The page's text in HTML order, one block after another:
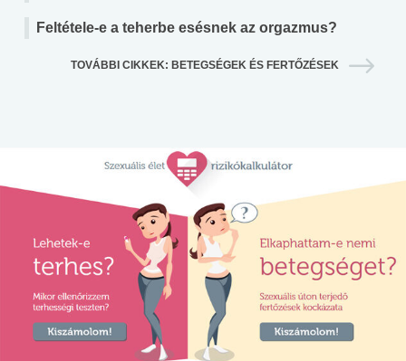
Feltétele-e a teherbe esésnek az orgazmus?
TOVÁBBI CIKKEK: BETEGSÉGEK ÉS FERTŐZÉSEK